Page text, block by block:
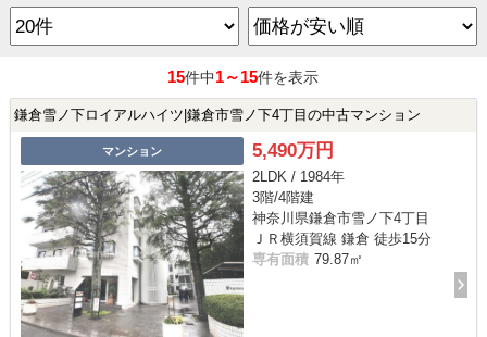
15件中1～15件を表示
鎌倉雪ノ下ロイアルハイツ|鎌倉市雪ノ下4丁目の中古マンション
マンション 5,490万円
2LDK / 1984年
3階/4階建
神奈川県鎌倉市雪ノ下4丁目
ＪＲ横須賀線 鎌倉 徒歩15分
専有面積 79.87㎡